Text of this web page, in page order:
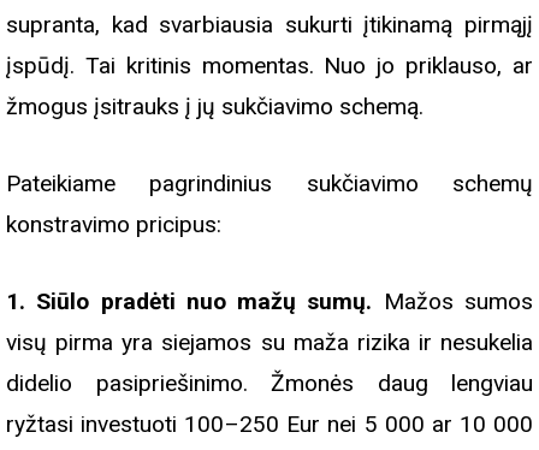
supranta, kad svarbiausia sukurti įtikinamą pirmąjį
įspūdį. Tai kritinis momentas. Nuo jo priklauso, ar
žmogus įsitrauks į jų sukčiavimo schemą.
Pateikiame pagrindinius sukčiavimo schemų
konstravimo pricipus:
1. Siūlo pradėti nuo mažų sumų. Mažos sumos
visų pirma yra siejamos su maža rizika ir nesukelia
didelio pasipriešinimo. Žmonės daug lengviau
ryžtasi investuoti 100–250 Eur nei 5 000 ar 10 000